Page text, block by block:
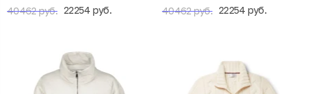
40462 руб. 22254 руб. 40462 руб. 22254 руб.